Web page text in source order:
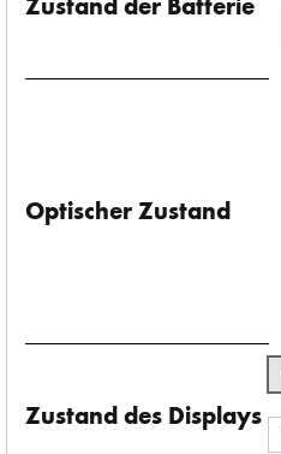
Zustand der Batterie
Optischer Zustand
Zustand des Displays